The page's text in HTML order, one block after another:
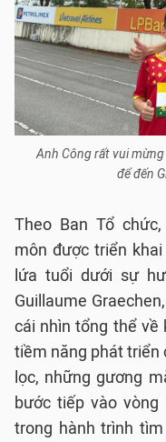
Anh Công rất vui
để đến
Theo Ban Tổ
môn được triển
lứa tuổi dưới sự
Guillaume
cái nhìn tổng thể về
tiềm năng phát triển
lọc, những gương
bước tiếp vào
trong hành trình